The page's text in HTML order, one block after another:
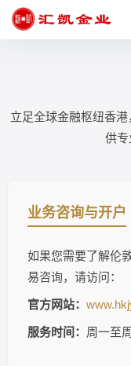
当前位置：
立足全球金融枢纽香
供专
业务咨询与开户
如果您需要了解伦
易咨询，请访问：
官方网站：
服务时间： 周一至